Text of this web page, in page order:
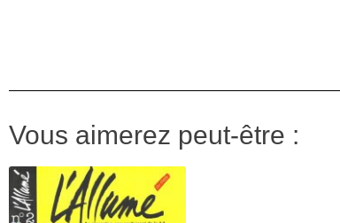
Vous aimerez peut-être :